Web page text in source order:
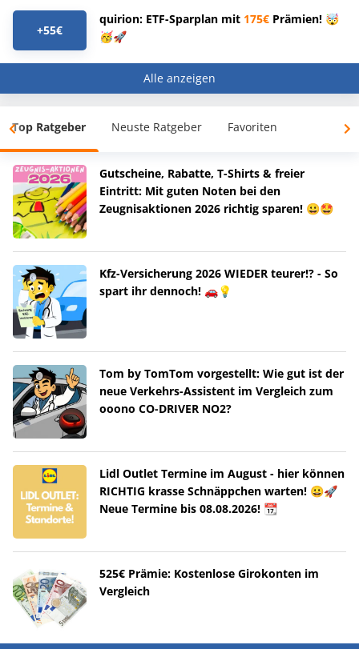
+55€
quirion: ETF-Sparplan mit 175€ Prämien! 🤯
🥳🚀
Alle anzeigen
Top Ratgeber Neuste Ratgeber Favoriten
Gutscheine, Rabatte, T-Shirts & freier
Eintritt: Mit guten Noten bei den
Zeugnisaktionen 2026 richtig sparen! 😀🤩
Kfz-Versicherung 2026 WIEDER teurer!? - So
spart ihr dennoch! 🚗💡
Tom by TomTom vorgestellt: Wie gut ist der
neue Verkehrs-Assistent im Vergleich zum
ooono CO-DRIVER NO2?
Lidl Outlet Termine im August - hier können
RICHTIG krasse Schnäppchen warten! 😀🚀
Neue Termine bis 08.08.2026! 📆
525€ Prämie: Kostenlose Girokonten im
Vergleich